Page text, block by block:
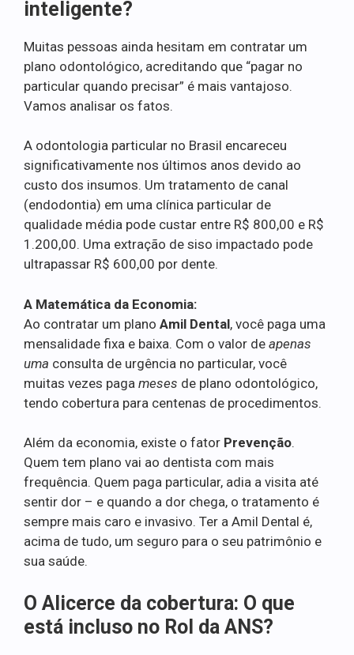
inteligente?
Muitas pessoas ainda hesitam em contratar um
plano odontológico, acreditando que “pagar no
particular quando precisar” é mais vantajoso.
Vamos analisar os fatos.
A odontologia particular no Brasil encareceu
significativamente nos últimos anos devido ao
custo dos insumos. Um tratamento de canal
(endodontia) em uma clínica particular de
qualidade média pode custar entre R$ 800,00 e R$
1.200,00. Uma extração de siso impactado pode
ultrapassar R$ 600,00 por dente.
A Matemática da Economia:
Ao contratar um plano Amil Dental, você paga uma
mensalidade fixa e baixa. Com o valor de apenas
uma consulta de urgência no particular, você
muitas vezes paga meses de plano odontológico,
tendo cobertura para centenas de procedimentos.
Além da economia, existe o fator Prevenção.
Quem tem plano vai ao dentista com mais
frequência. Quem paga particular, adia a visita até
sentir dor – e quando a dor chega, o tratamento é
sempre mais caro e invasivo. Ter a Amil Dental é,
acima de tudo, um seguro para o seu patrimônio e
sua saúde.
O Alicerce da cobertura: O que
está incluso no Rol da ANS?